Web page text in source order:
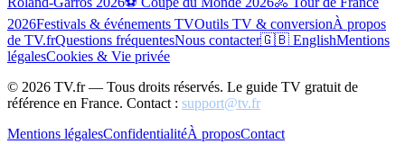
2026Festivals & événements TVOutils TV & conversionÀ propos
de TV.frQuestions fréquentesNous contacter🇬🇧 EnglishMentions
légalesCookies & Vie privée
© 2026 TV.fr — Tous droits réservés. Le guide TV gratuit de
référence en France. Contact : support@tv.fr
Mentions légalesConfidentialitéÀ proposContact